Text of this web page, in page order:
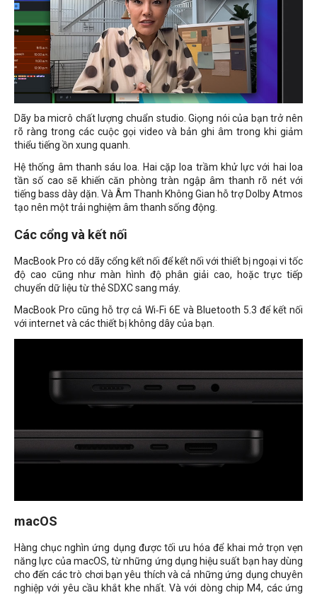
Dãy ba micrô chất lượng chuẩn studio. Giọng nói của bạn trở nên
rõ ràng trong các cuộc gọi video và bản ghi âm trong khi giảm
thiểu tiếng ồn xung quanh.
Hệ thống âm thanh sáu loa. Hai cặp loa trầm khử lực với hai loa
tần số cao sẽ khiến căn phòng tràn ngập âm thanh rõ nét với
tiếng bass dày dặn. Và Âm Thanh Không Gian hỗ trợ Dolby Atmos
tạo nên một trải nghiệm âm thanh sống động.
Các cổng và kết nối
MacBook Pro có dãy cổng kết nối để kết nối với thiết bị ngoại vi tốc
độ cao cũng như màn hình độ phân giải cao, hoặc trực tiếp
chuyển dữ liệu từ thẻ SDXC sang máy.
MacBook Pro cũng hỗ trợ cả Wi‑Fi 6E và Bluetooth 5.3 để kết nối
với internet và các thiết bị không dây của bạn.
macOS
Hàng chục nghìn ứng dụng được tối ưu hóa để khai mở trọn vẹn
năng lực của macOS, từ những ứng dụng hiệu suất bạn hay dùng
cho đến các trò chơi bạn yêu thích và cả những ứng dụng chuyên
nghiệp với yêu cầu khắt khe nhất. Và với dòng chip M4, các ứng